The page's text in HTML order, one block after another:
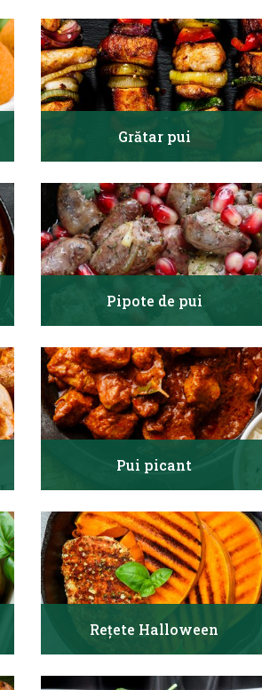
Grătar pui
Pipote de pui
Pui picant
Rețete Halloween